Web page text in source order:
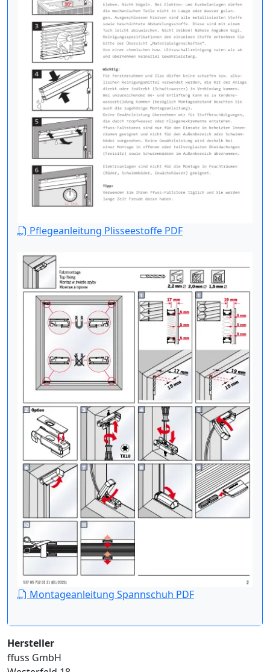
Pflegeanleitung Plisseestoffe PDF
Montageanleitung Spannschuh PDF
Hersteller
ffuss GmbH